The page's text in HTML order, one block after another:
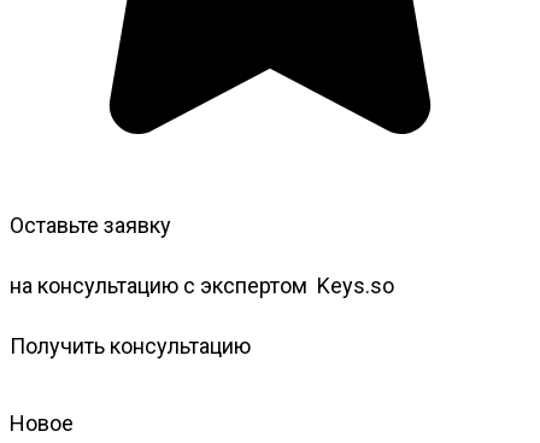
Оставьте заявку
на консультацию с экспертом Keys.so
Получить консультацию
Новое